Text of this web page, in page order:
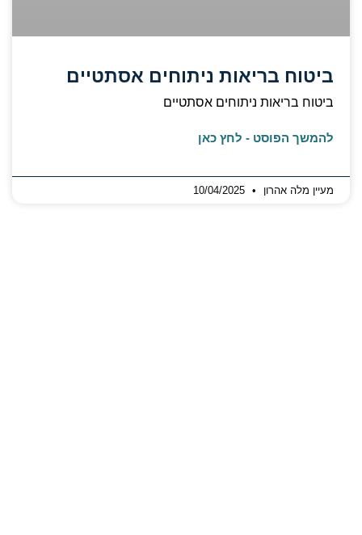
ביטוח בריאות ניתוחים אסתטיים
ביטוח בריאות ניתוחים אסתטיים
להמשך הפוסט - לחץ כאן
מעיין מלה אהרון